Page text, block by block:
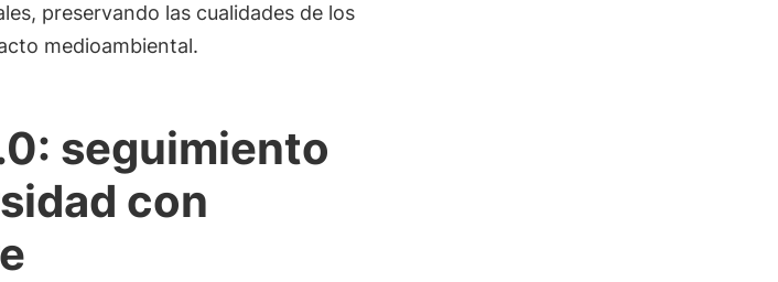
preservando las cualidades de los
medioambiental.
seguimiento
con